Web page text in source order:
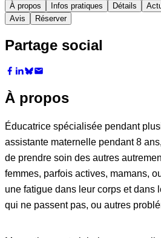
À propos Infos pratiques Détails
Avis
Réserver
Partage social
À propos
Éducatrice spécialisée pendant
assistante maternelle pendant 8
de prendre soin des autres
femmes, parfois actives, mamans,
une fatigue dans leur corps et dans
qui ne passent pas, ou autres